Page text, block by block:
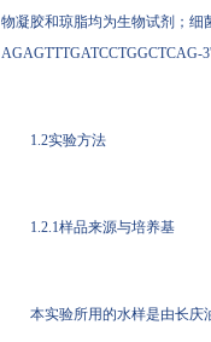
物凝胶和琼脂均为生物试剂
AGAGTTTGATCCTGGCTCAG-
1.2实验方法
1.2.1样品来源与培养基
本实验所用的水样是由长庆油